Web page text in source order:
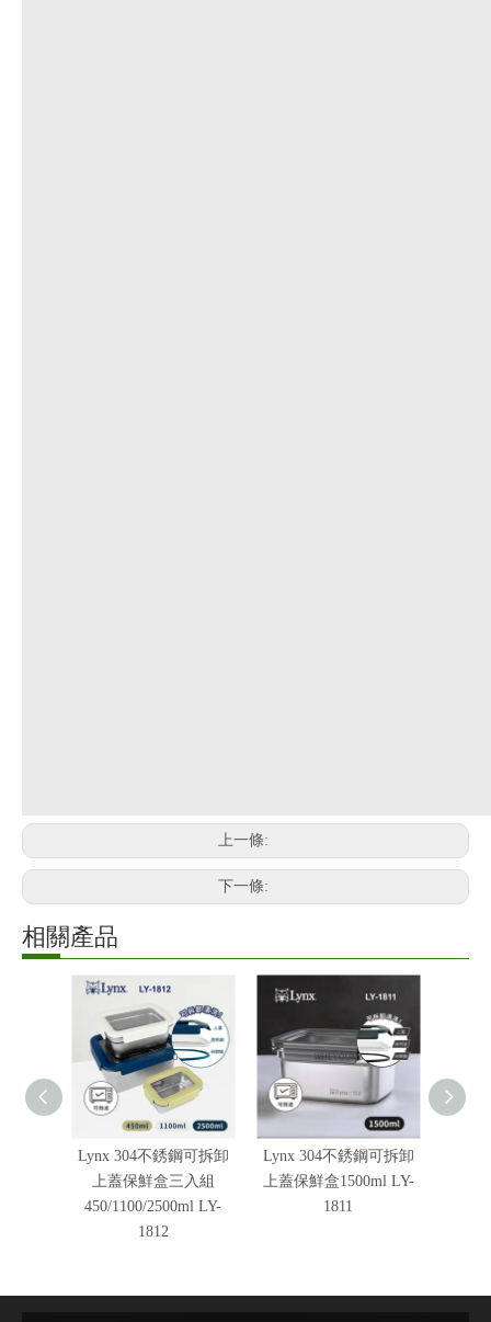
上一條:
下一條:
相關產品
Lynx 304不銹鋼可拆卸
上蓋保鮮盒三入組
450/1100/2500ml LY-
1812
Lynx 304不銹鋼可拆卸
上蓋保鮮盒1500ml LY-
1811